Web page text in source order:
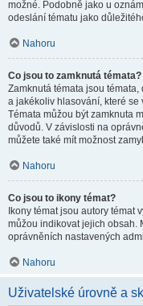
možné. Podobně jako u
odeslání tématu jako
Nahoru
Co jsou to zamknutá témata?
Zamknutá témata jsou
a jakékoliv hlasování, které
Témata můžou být zamknuta
důvodů. V závislosti na
můžete také mít možnost
Nahoru
Co jsou to ikony témat?
Ikony témat jsou autory témat
můžou indikovat jejich obsah.
oprávněních nastavených
Nahoru
Uživatelské úrovně a